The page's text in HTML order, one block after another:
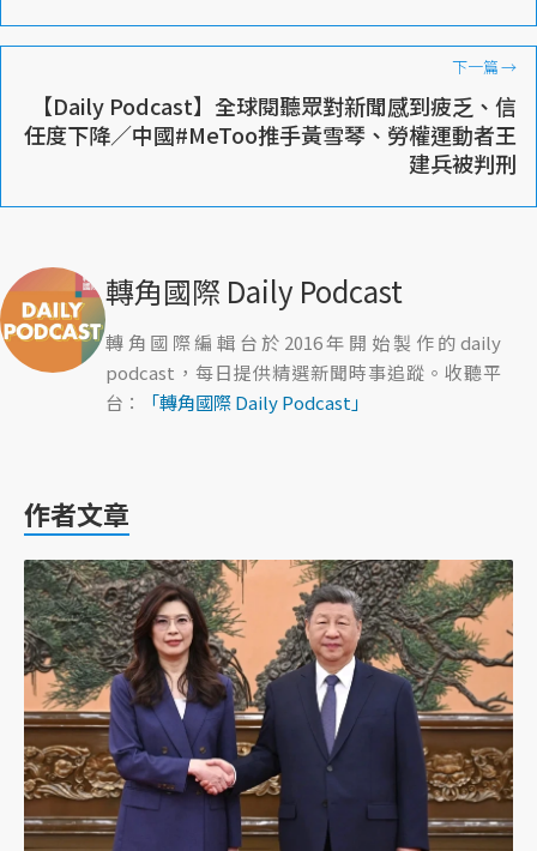
下一篇→
【Daily Podcast】全球閱聽眾對新聞感到疲乏、信
任度下降／中國#MeToo推手黃雪琴、勞權運動者王
建兵被判刑
轉角國際 Daily Podcast
轉角國際編輯台於2016年開始製作的daily
podcast，每日提供精選新聞時事追蹤。收聽平
台：
「轉角國際 Daily Podcast」
作者文章